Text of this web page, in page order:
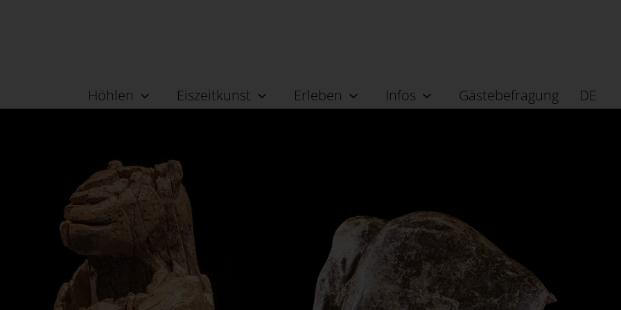
Höhlen Eiszeitkunst Erleben Infos Gästebefragung DE